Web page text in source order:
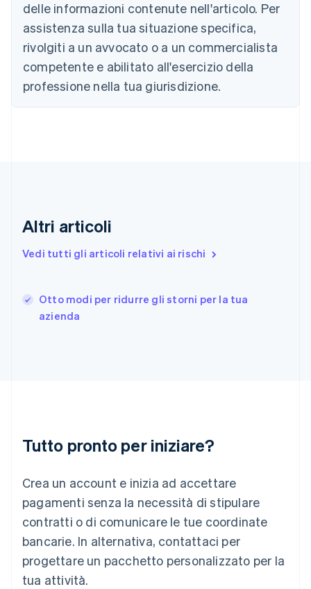
delle informazioni contenute nell'articolo. Per
assistenza sulla tua situazione specifica,
rivolgiti a un avvocato o a un commercialista
competente e abilitato all'esercizio della
professione nella tua giurisdizione.
Altri articoli
Vedi tutti gli articoli relativi ai rischi
Otto modi per ridurre gli storni per la tua
azienda
Tutto pronto per iniziare?
Crea un account e inizia ad accettare
pagamenti senza la necessità di stipulare
contratti o di comunicare le tue coordinate
bancarie. In alternativa, contattaci per
progettare un pacchetto personalizzato per la
tua attività.
English
Croazia
English
Danimarca
English
Emirati Arabi Uniti
Estonia
Giappone
Gibilterra
English
India
Lituania
Lussemburgo
Deutsch English
Malaysia
English 简体中文
Malta
Messico
EspañolEnglish